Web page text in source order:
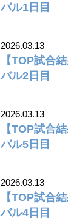
バル1日目
2026.03.13
【TOP試合
バル2日目
2026.03.13
【TOP試合
バル5日目
2026.03.13
【TOP試合
バル4日目